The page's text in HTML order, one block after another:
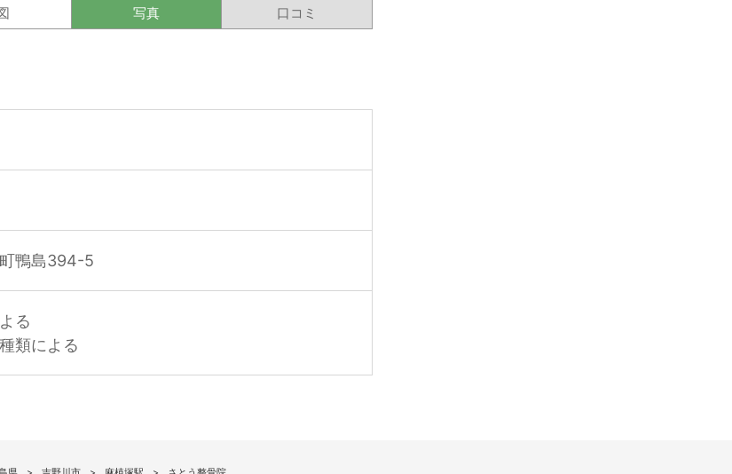
写真 口コミ
鴨島394-5
る
類による